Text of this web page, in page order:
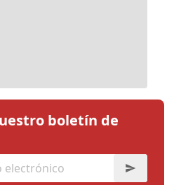
boletín de